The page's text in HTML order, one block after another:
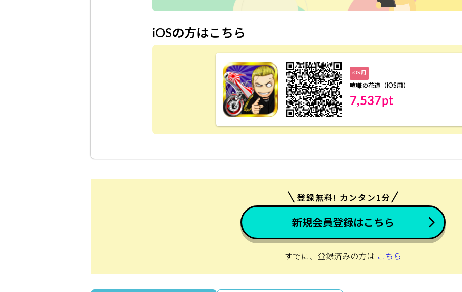
iOSの方はこちら
iOS 用
喧嘩の花道（iOS用）
7,537pt
登録無料! カンタン1分
新規会員登録はこちら
すでに、登録済みの方は こちら